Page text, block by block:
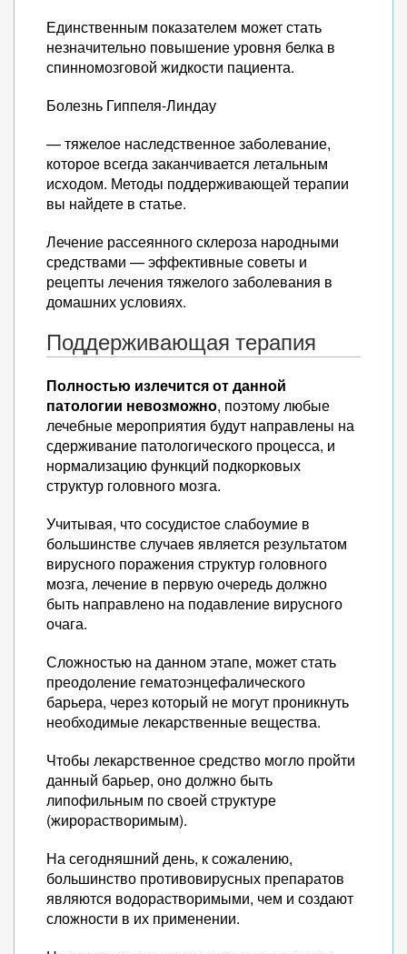
Единственным показателем может стать
незначительно повышение уровня белка в
спинномозговой жидкости пациента.
Болезнь Гиппеля-Линдау
— тяжелое наследственное заболевание,
которое всегда заканчивается летальным
исходом. Методы поддерживающей терапии
вы найдете в статье.
Лечение рассеянного склероза народными
средствами — эффективные советы и
рецепты лечения тяжелого заболевания в
домашних условиях.
Поддерживающая терапия
Полностью излечится от данной
патологии невозможно, поэтому любые
лечебные мероприятия будут направлены на
сдерживание патологического процесса, и
нормализацию функций подкорковых
структур головного мозга.
Учитывая, что сосудистое слабоумие в
большинстве случаев является результатом
вирусного поражения структур головного
мозга, лечение в первую очередь должно
быть направлено на подавление вирусного
очага.
Сложностью на данном этапе, может стать
преодоление гематоэнцефалического
барьера, через который не могут проникнуть
необходимые лекарственные вещества.
Чтобы лекарственное средство могло пройти
данный барьер, оно должно быть
липофильным по своей структуре
(жирорастворимым).
На сегодняшний день, к сожалению,
большинство противовирусных препаратов
являются водорастворимыми, чем и создают
сложности в их применении.